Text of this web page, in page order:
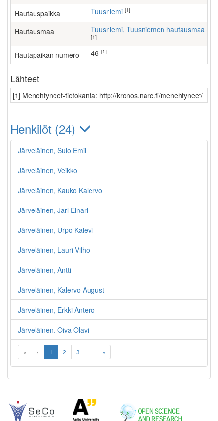
Hautauspaikka Tuusniemi [1]
Hautausmaa Tuusniemi, Tuusniemen hautausmaa
[1]
Hautapaikan numero 46 [1]
Lähteet
[1] Menehtyneet-tietokanta: http://kronos.narc.fi/menehtyneet/
Henkilöt (24)
Järveläinen, Sulo Emil
Järveläinen, Veikko
Järveläinen, Kauko Kalervo
Järveläinen, Jarl Einari
Järveläinen, Urpo Kalevi
Järveläinen, Lauri Vilho
Järveläinen, Antti
Järveläinen, Kalervo August
Järveläinen, Erkki Antero
Järveläinen, Oiva Olavi
« ‹ 1 2 3 › »